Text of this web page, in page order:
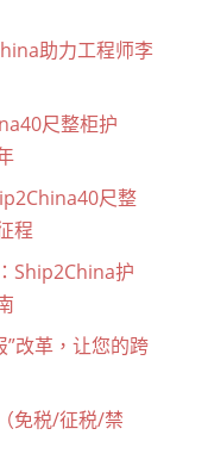
助力工程师李
尺整柜护
尺整
程
Ship2China护
改革，让您的跨
免税/征税/禁